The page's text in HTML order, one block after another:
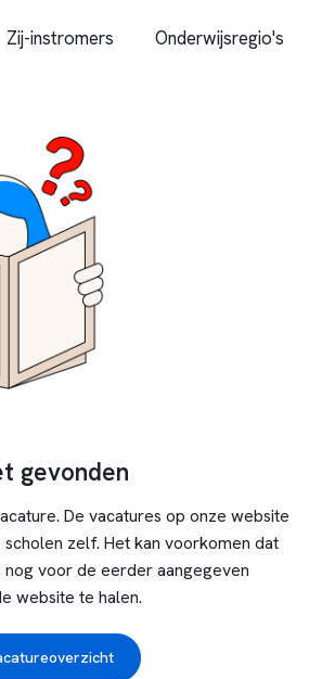
Zij-instromers Onderwijsregio's
gevonden
De vacatures op onze website
zelf. Het kan voorkomen dat
voor de eerder aangegeven
website te halen.